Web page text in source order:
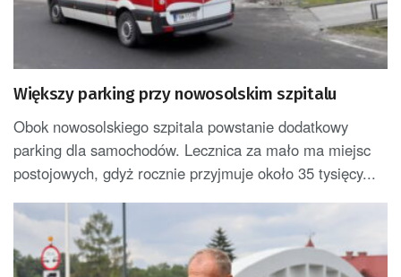
Większy parking przy nowosolskim szpitalu
Obok nowosolskiego szpitala powstanie dodatkowy
parking dla samochodów. Lecznica za mało ma miejsc
postojowych, gdyż rocznie przyjmuje około 35 tysięcy...